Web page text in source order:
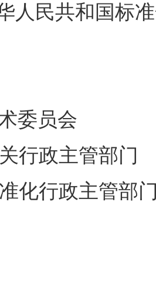
人民共和国标
委员会
行政主管部门
化行政主管部